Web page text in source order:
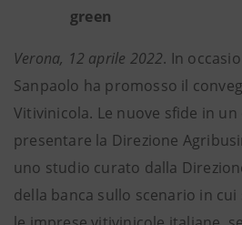
green
Verona, 12 aprile 2022. In
Sanpaolo ha promosso il
Vitivinicola. Le nuove sfide in un
presentare la Direzione
uno studio curato dalla
della banca sullo scenario in